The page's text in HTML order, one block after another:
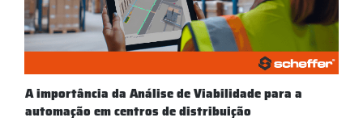
A importância da Análise de Viabilidade para a
automação em centros de distribuição